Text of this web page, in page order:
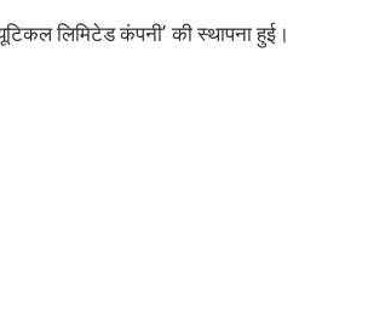
लिमिटेड कंपनी’की स्थापना हुई।